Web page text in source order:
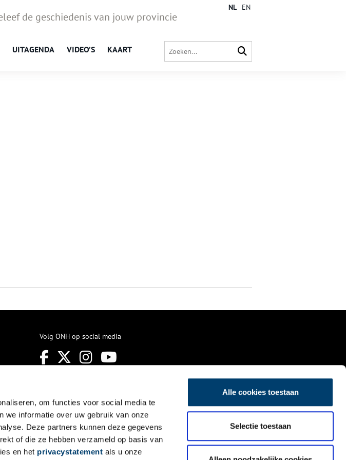
om functies voor social media te
we informatie over uw gebruik van onze
Deze partners kunnen deze gegevens
of die ze hebben verzameld op basis van
en het privacystatement als u onze
Alle cookies toestaan
Selectie toestaan
de geschiedenis van jouw provincie
UITAGENDA VIDEO’S KAART
NL EN
Volg ONH op social media